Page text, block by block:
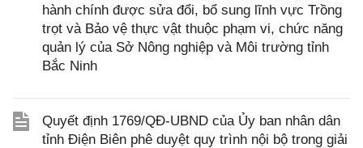
hành chính được sửa đổi, bổ sung lĩnh vực Trồng
trọt và Bảo vệ thực vật thuộc phạm vi, chức năng
quản lý của Sở Nông nghiệp và Môi trường tỉnh
Bắc Ninh
Quyết định 1769/QĐ-UBND của Ủy ban nhân dân
tỉnh Điện Biên phê duyệt quy trình nội bộ trong giải